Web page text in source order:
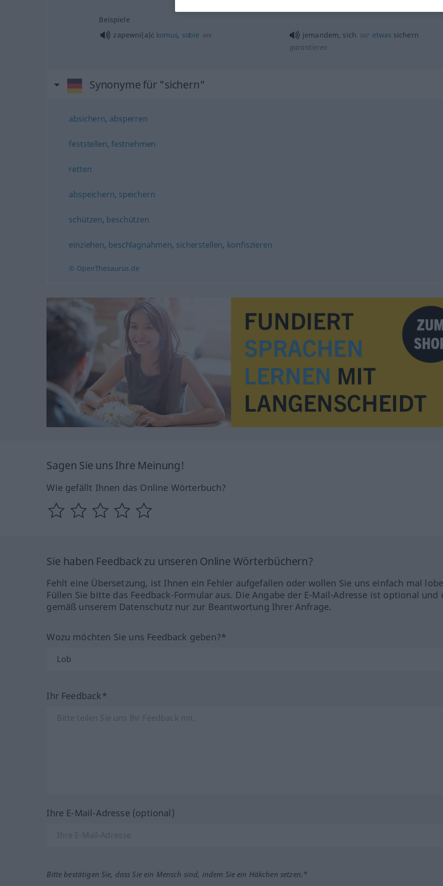
Beispiele
zapewni(a)ć komuś, sobie AKK jemandem, sich DAT etwas sichern
garantieren
Synonyme für "sichern"
absichern, absperren
feststellen, festnehmen
retten
abspeichern, speichern
schützen, beschützen
einziehen, beschlagnahmen, sicherstellen, konfiszieren
© OpenThesaurus.de
Sagen Sie uns Ihre Meinung!
Wie gefällt Ihnen das Online Wörterbuch?
Sie haben Feedback zu unseren Online Wörterbüchern?
Fehlt eine Übersetzung, ist Ihnen ein Fehler aufgefallen oder wollen Sie uns einfach mal
Füllen Sie bitte das Feedback-Formular aus. Die Angabe der E-Mail-Adresse ist optional und
gemäß unserem Datenschutz nur zur Beantwortung Ihrer Anfrage.
Wozu möchten Sie uns Feedback geben?*
Ihr Feedback*
Ihre E-Mail-Adresse (optional)
Bitte bestätigen Sie, dass Sie ein Mensch sind, indem Sie ein Häkchen setzen.*